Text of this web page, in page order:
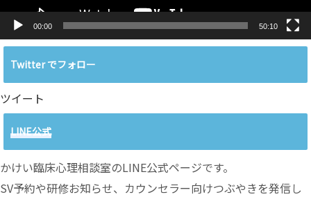
00:00 50:10
Twitter でフォロー
ツイート
LINE公式
かけい臨床心理相談室のLINE公式ページです。
SV予約や研修お知らせ、カウンセラー向けつぶやきを発信し